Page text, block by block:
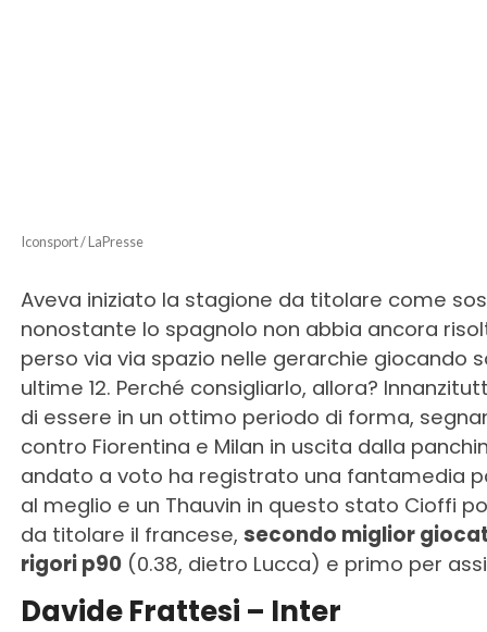
Iconsport / LaPresse
Aveva iniziato la stagione da titolare come
nonostante lo spagnolo non abbia ancora
perso via via spazio nelle gerarchie giocando
ultime 12. Perché consigliarlo, allora?
di essere in un ottimo periodo di forma,
contro Fiorentina e Milan in uscita dalla
andato a voto ha registrato una fantamedia
al meglio e un Thauvin in questo stato Cioffi
da titolare il francese, secondo miglior
rigori p90(0.38, dietro Lucca) e primo per
Davide Frattesi – Inter